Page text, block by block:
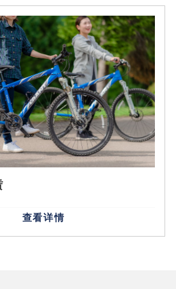
及以上的人员。
盔、手套的租赁费。(有车跟随)
可乘车回去。
预订
12
- 12:30 / 14:00 - 15:30